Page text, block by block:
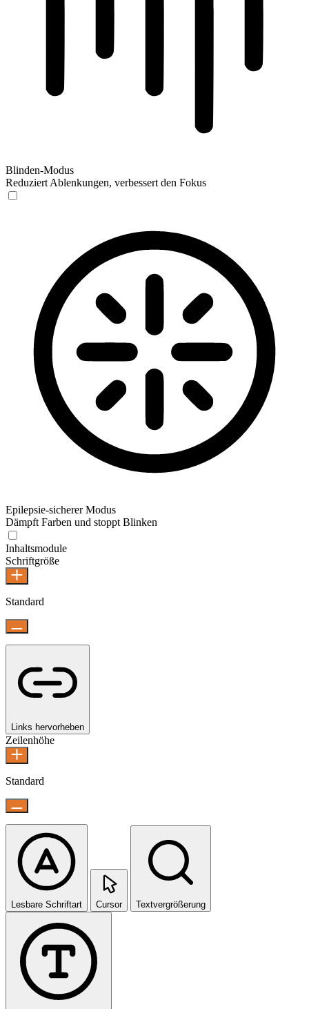
Blinden-Modus
Reduziert Ablenkungen, verbessert den Fokus
Epilepsie-sicherer Modus
Dämpft Farben und stoppt Blinken
Inhaltsmodule
Schriftgröße
Standard
Links hervorheben
Zeilenhöhe
Standard
Lesbare Schriftart Cursor Textvergrößerung